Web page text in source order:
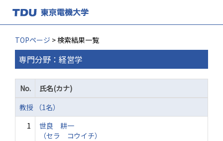
TOPページ > 検索結果一覧
専門分野：経営学
No.
氏名(カナ)
教授 （1名）
1
世良 耕一
（セラ コウイチ）